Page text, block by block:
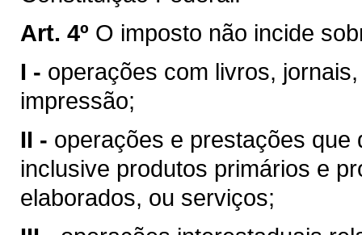
Art. 4º O imposto não incide
I - operações com livros,
impressão;
II - operações e prestações
inclusive produtos primários e
elaborados, ou serviços;